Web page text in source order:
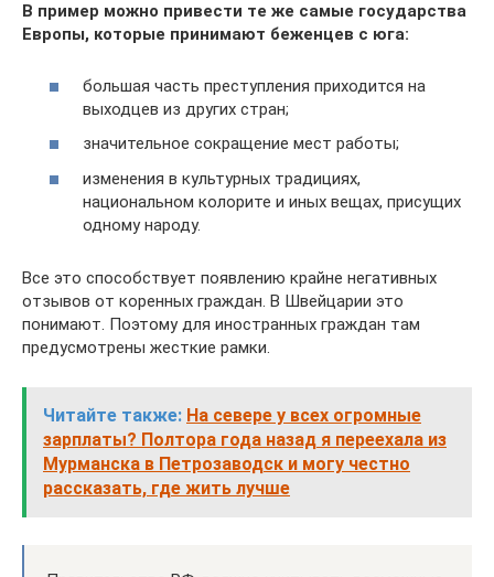
В пример можно привести те же самые государства
Европы, которые принимают беженцев с юга:
большая часть преступления приходится на
выходцев из других стран;
значительное сокращение мест работы;
изменения в культурных традициях,
национальном колорите и иных вещах, присущих
одному народу.
Все это способствует появлению крайне негативных
отзывов от коренных граждан. В Швейцарии это
понимают. Поэтому для иностранных граждан там
предусмотрены жесткие рамки.
Читайте также: На севере у всех огромные
зарплаты? Полтора года назад я переехала из
Мурманска в Петрозаводск и могу честно
рассказать, где жить лучше